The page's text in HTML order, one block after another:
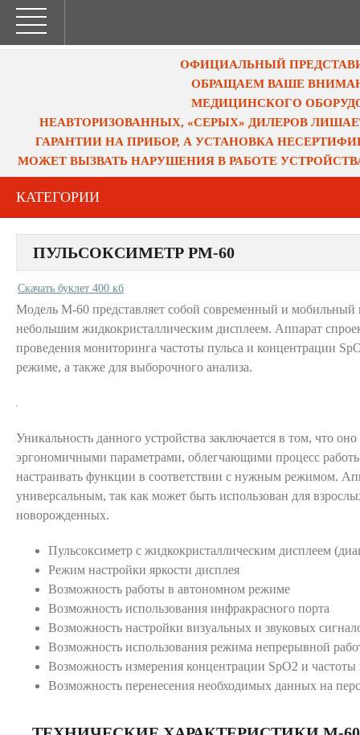
ОФИЦИАЛЬНЫЙ
ОБРАЩАЕМ ВАШЕ
МЕДИЦИНСКОГО
НЕАВТОРИЗОВАННЫХ, «СЕРЫХ» ДИЛЕРОВ
ГАРАНТИИ НА ПРИБОР, А УСТАНОВКА
МОЖЕТ ВЫЗВАТЬ НАРУШЕНИЯ В РАБОТЕ
КАТЕГОРИИ
ПУЛЬСОКСИМЕТР PM-60
Скачать буклет 400 кб
Модель M-60 представляет собой современный и мобильный
небольшим жидкокристаллическим дисплеем. Аппарат
проведения мониторинга частоты пульса и концентрации
режиме, а также для выборочного анализа.
Уникальность данного устройства заключается в том, что оно
эргономичными параметрами, облегчающими процесс
настраивать функции в соответствии с нужным режимом.
универсальным, так как может быть использован для
новорожденных.
Пульсоксиметр с жидкокристаллическим дисплеем
Режим настройки яркости дисплея
Возможность работы в автономном режиме
Возможность использования инфракрасного порта
Возможность настройки визуальных и звуковых
Возможность использования режима непрерывной
Возможность измерения концентрации SpO2 и частоты
Возможность перенесения необходимых данных на